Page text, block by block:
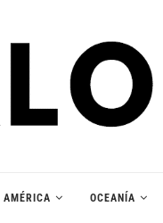
AMÉRICA OCEANÍA